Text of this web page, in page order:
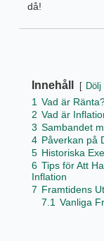
då!
Innehåll Dölj
1 Vad är
2 Vad är
3 Sambandet
4 Påverkan på
5 Historiska
6 Tips för Att
Inflation
7 Framtidens
7.1 Vanliga